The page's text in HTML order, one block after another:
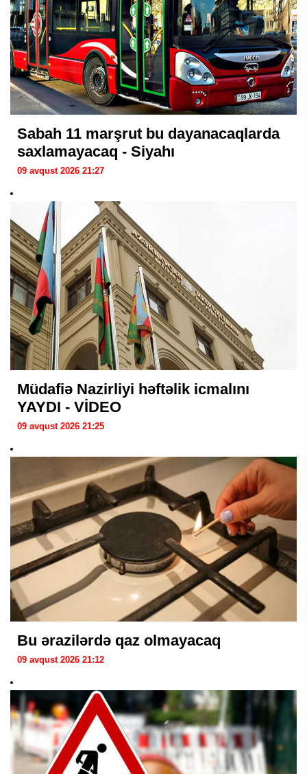
Sabah 11 marşrut bu dayanacaqlarda
saxlamayacaq - Siyahı
09 avqust 2026 21:27
Müdafiə Nazirliyi həftəlik icmalını
YAYDI - VİDEO
09 avqust 2026 21:25
Bu ərazilərdə qaz olmayacaq
09 avqust 2026 21:12